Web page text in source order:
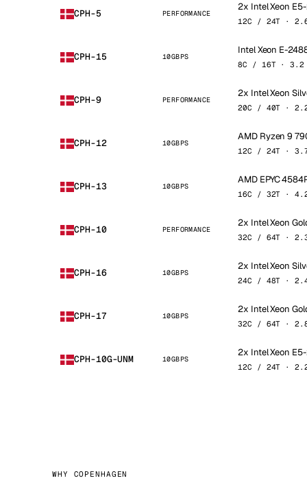
CPH-5 PERFORMANCE
2x Intel Xeon
12C / 24T ·
CPH-15 10GBPS
Intel Xeon E-
8C / 16T · 3.2
CPH-9 PERFORMANCE
2x Intel Xeon
20C / 40T ·
CPH-12 10GBPS
AMD Ryzen 9
12C / 24T ·
CPH-13 10GBPS
AMD EPYC
16C / 32T ·
CPH-10 PERFORMANCE
2x Intel Xeon
32C / 64T ·
CPH-16 10GBPS
2x Intel Xeon
24C / 48T ·
CPH-17 10GBPS
2x Intel Xeon
32C / 64T ·
CPH-10G-UNM 10GBPS
2x Intel Xeon
12C / 24T ·
WHY COPENHAGEN